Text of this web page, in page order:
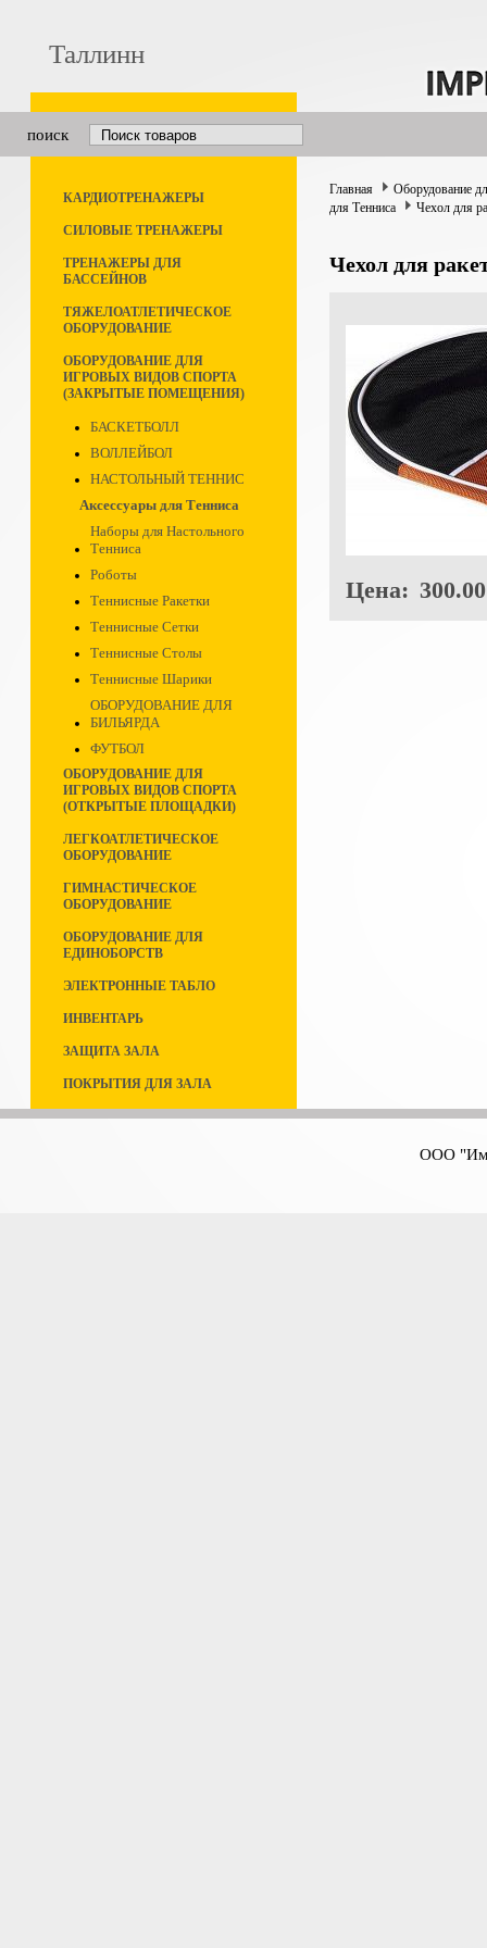
Таллинн
поиск
КАРДИОТРЕНАЖЕРЫ
СИЛОВЫЕ ТРЕНАЖЕРЫ
ТРЕНАЖЕРЫ ДЛЯ
БАССЕЙНОВ
ТЯЖЕЛОАТЛЕТИЧЕСКОЕ
ОБОРУДОВАНИЕ
ОБОРУДОВАНИЕ ДЛЯ
ИГРОВЫХ ВИДОВ СПОРТА
(ЗАКРЫТЫЕ ПОМЕЩЕНИЯ)
БАСКЕТБОЛЛ
ВОЛЛЕЙБОЛ
НАСТОЛЬНЫЙ ТЕННИС
Аксессуары для Тенниса
Наборы для Настольного
Тенниса
Роботы
Теннисные Ракетки
Теннисные Сетки
Теннисные Столы
Теннисные Шарики
ОБОРУДОВАНИЕ ДЛЯ
БИЛЬЯРДА
ФУТБОЛ
ОБОРУДОВАНИЕ ДЛЯ
ИГРОВЫХ ВИДОВ СПОРТА
(ОТКРЫТЫЕ ПЛОЩАДКИ)
ЛЕГКОАТЛЕТИЧЕСКОЕ
ОБОРУДОВАНИЕ
ГИМНАСТИЧЕСКОЕ
ОБОРУДОВАНИЕ
ОБОРУДОВАНИЕ ДЛЯ
ЕДИНОБОРСТВ
ЭЛЕКТРОННЫЕ ТАБЛО
ИНВЕНТАРЬ
ЗАЩИТА ЗАЛА
ПОКРЫТИЯ ДЛЯ ЗАЛА
Главная
Оборудование
для Тенниса
Чехол для
Чехол для
Цена:
ООО